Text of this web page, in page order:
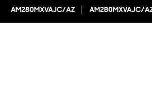
AM280MXVAJC/AZ AM280MXVAJC/